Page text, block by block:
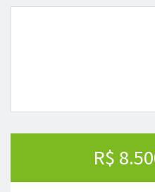
R$